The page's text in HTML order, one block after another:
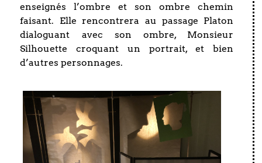
enseignés l’ombre et son ombre chemin
faisant. Elle rencontrera au passage Platon
dialoguant avec son ombre, Monsieur
Silhouette croquant un portrait, et bien
d’autres personnages.